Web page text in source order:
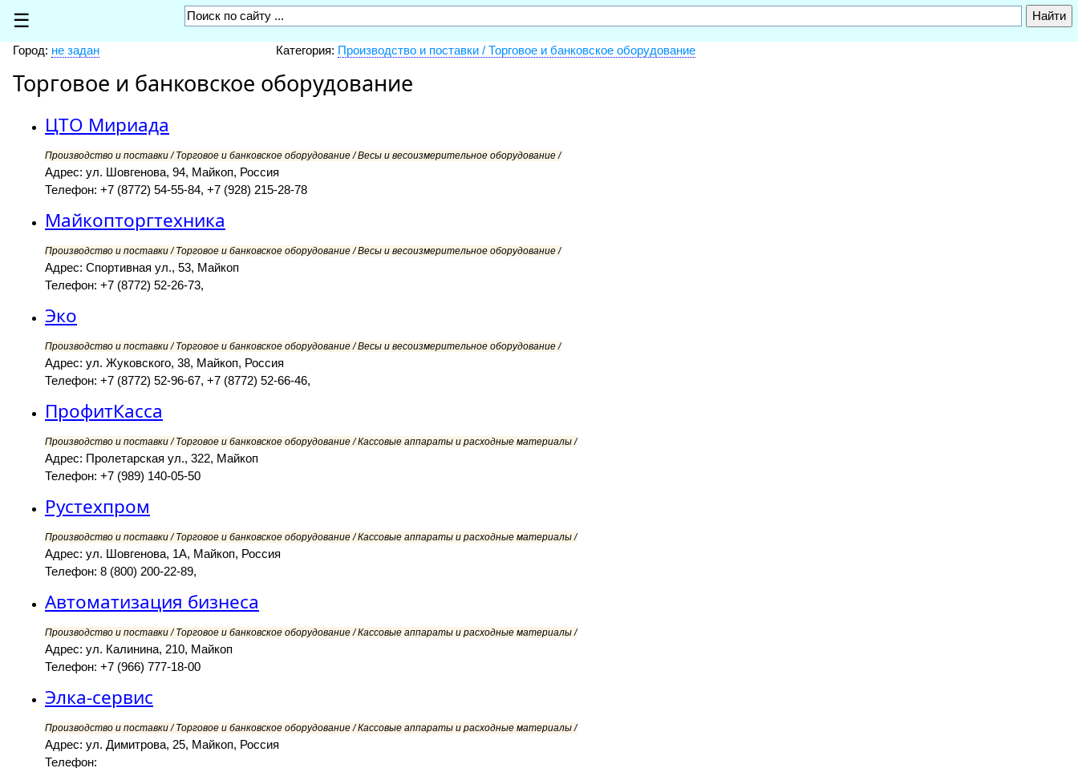
☰
Город: не задан Категория: Производство и поставки / Торговое и банковское оборудование
Торговое и банковское оборудование
ЦТО Мириада
Производство и поставки / Торговое и банковское оборудование / Весы и весоизмерительное оборудование /
Адрес: ул. Шовгенова, 94, Майкоп, Россия
Телефон: +7 (8772) 54-55-84, +7 (928) 215-28-78
Майкопторгтехника
Производство и поставки / Торговое и банковское оборудование / Весы и весоизмерительное оборудование /
Адрес: Спортивная ул., 53, Майкоп
Телефон: +7 (8772) 52-26-73,
Эко
Производство и поставки / Торговое и банковское оборудование / Весы и весоизмерительное оборудование /
Адрес: ул. Жуковского, 38, Майкоп, Россия
Телефон: +7 (8772) 52-96-67, +7 (8772) 52-66-46,
ПрофитКасса
Производство и поставки / Торговое и банковское оборудование / Кассовые аппараты и расходные материалы /
Адрес: Пролетарская ул., 322, Майкоп
Телефон: +7 (989) 140-05-50
Рустехпром
Производство и поставки / Торговое и банковское оборудование / Кассовые аппараты и расходные материалы /
Адрес: ул. Шовгенова, 1А, Майкоп, Россия
Телефон: 8 (800) 200-22-89,
Автоматизация бизнеса
Производство и поставки / Торговое и банковское оборудование / Кассовые аппараты и расходные материалы /
Адрес: ул. Калинина, 210, Майкоп
Телефон: +7 (966) 777-18-00
Элка-сервис
Производство и поставки / Торговое и банковское оборудование / Кассовые аппараты и расходные материалы /
Адрес: ул. Димитрова, 25, Майкоп, Россия
Телефон: